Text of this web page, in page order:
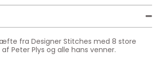
fra Designer Stitches med 8 store
Peter Plys og alle hans venner.